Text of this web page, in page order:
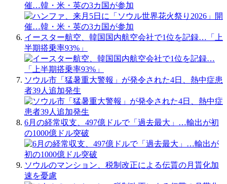
催…韓・米・英の3カ国が参加
イースター航空、韓国国内航空会社で1位を記録…「上
半期搭乗率93%」
ソウル市「猛暑重大警報」が発令された4日、熱中症患
者39人追加発生
6月の経常収支、497億ドルで「過去最大」…輸出が初
の1000億ドル突破
ソウルのマンション、税制改正による伝貰の月貰化加
速を憂慮